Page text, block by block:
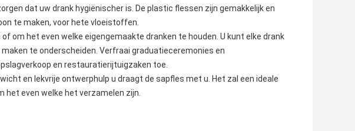
dat uw drank hygiënischer is. De plastic flessen zijn gemakkelijk en
te maken, voor hete vloeistoffen.
of om het even welke eigengemaakte dranken te houden. U kunt elke drank
te onderscheiden. Verfraai graduatieceremonies en
en restauratierijtuigzaken toe.
en lekvrije ontwerphulp u draagt de sapfles met u. Het zal een ideale
het even welke het verzamelen zijn.